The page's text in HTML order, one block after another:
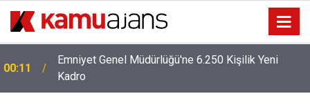
00:11
Emniyet Genel Müdürlüğü'ne 6.250 Kişilik Yeni
Kadro